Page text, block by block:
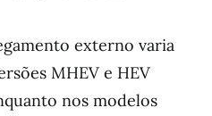
externo varia
MHEV e HEV
nos modelos